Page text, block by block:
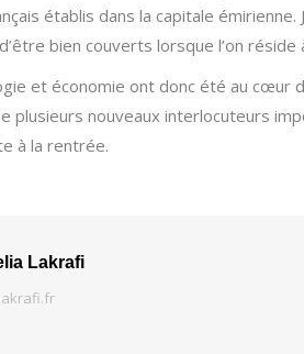
établis dans la capitale émirienne.
bien couverts lorsque l’on réside
et économie ont donc été au cœur
plusieurs nouveaux interlocuteurs
à la rentrée.
Lakrafi